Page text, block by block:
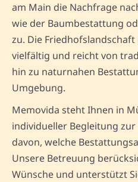
am Main die Nachfrage
wie der Baumbestattung
zu. Die
vielfältig und reicht von
hin zu naturnahen
Umgebung.
Memovida steht Ihnen in
individueller Begleitung zur
davon, welche
Unsere Betreuung
Wünsche und unterstützt